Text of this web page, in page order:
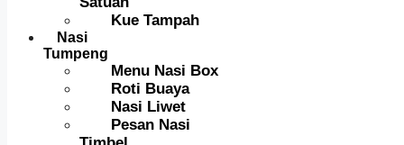
Kue Tampah
Nasi
Tumpeng
Menu Nasi Box
Roti Buaya
Nasi Liwet
Pesan Nasi